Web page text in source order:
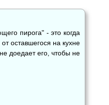
пирога" - это когда
оставшегося на кухне
доедает его, чтобы не